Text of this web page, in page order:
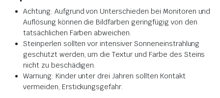
Achtung: Aufgrund von Unterschieden bei Monitoren und
Auflösung können die Bildfarben geringfügig von den
tatsächlichen Farben abweichen.
Steinperlen sollten vor intensiver Sonneneinstrahlung
geschützt werden, um die Textur und Farbe des Steins
nicht zu beschädigen.
Warnung: Kinder unter drei Jahren sollten Kontakt
vermeiden, Erstickungsgefahr.